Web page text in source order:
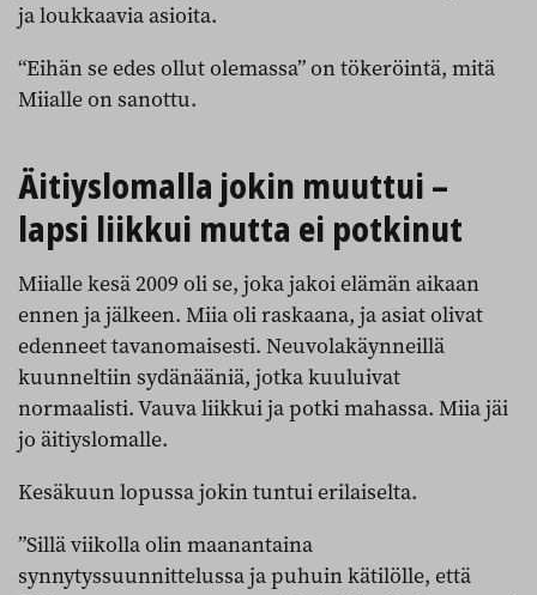
ja loukkaavia asioita.
“Eihän se edes ollut olemassa” on tökeröintä, mitä
Miialle on sanottu.
Äitiyslomalla jokin muuttui –
lapsi liikkui mutta ei potkinut
Miialle kesä 2009 oli se, joka jakoi elämän aikaan
ennen ja jälkeen. Miia oli raskaana, ja asiat olivat
edenneet tavanomaisesti. Neuvolakäynneillä
kuunneltiin sydänääniä, jotka kuuluivat
normaalisti. Vauva liikkui ja potki mahassa. Miia jäi
jo äitiyslomalle.
Kesäkuun lopussa jokin tuntui erilaiselta.
”Sillä viikolla olin maanantaina
synnytyssuunnittelussa ja puhuin kätilölle, että